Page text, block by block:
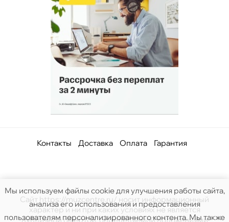
Контакты Доставка Оплата Гарантия
Сайт https://muzcentre.ru/ носит информационный
характер и ни при каких условиях не является
публичной офертой, определяемой положениями
Мы используем файлы cookie для улучшения работы сайта,
анализа его использования и предоставления
пользователям персонализированного контента. Мы также